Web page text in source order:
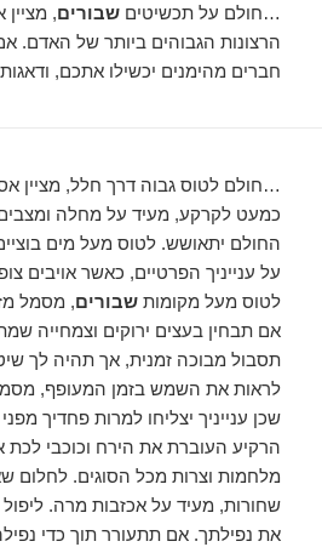
…חולם על תכשיטיםשבורים,
הרצונות הגבוהים ביותר של האדם.
חברים מהימנים יכשילו אתכם,
…חולם לטוס גבוה דרך חלל, מציין
כמעט לקרקע, מעיד על מחלה
החולם יתאושש. לטוס מעל מים
על ענייניך הפרטיים, כאשר אויבים
לטוס מעל מקומותשבורים, מסמל
אם תבחין בעצים ירוקים וצמחייה
תסבול מבוכה זמנית, אך תהיה לך
לראות את השמש בזמן המעופף,
שכן ענייניך יצליחו למרות פחדיך
הרקיע העוברת את הירח וכוכבי
מלחמות וצרות מכל הסוגים. לחלום
שחורות, מעיד על אכזבות מרה.
את נפילתך. אם תתעורר תוך כדי